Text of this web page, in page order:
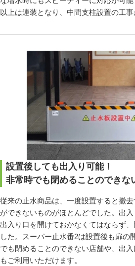
以上は連装となり、中間支柱設置の工事
設置後しても出入り可能！
非常時でも閉めることのできな
従来の止水商品は、一度設置すると撤
ができないものがほとんどでした。出
出入り口を開けておかなくてはならず
した。スーパー止水番2は設置後も扉の
でも閉めることのできない店舗や、出
もご利用いただけます。